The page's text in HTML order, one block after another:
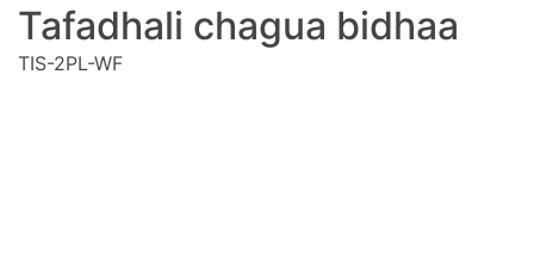
Tafadhali chagua bidhaa
TIS-2PL-WF